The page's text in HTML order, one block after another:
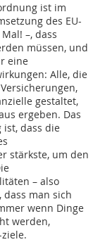
ist im
des EU-
–, dass
müssen, und
eine
Alle, die
gestaltet,
ergeben. Das
ist, dass die
stärkste, um den
– also
man sich
wenn Dinge
werden,